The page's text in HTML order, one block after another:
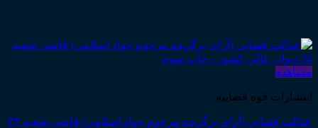
مشاهده
انتشارات قوه قضاییه
عدالت قضایی (آرای برگزیده مرحوم جواد اسلامی) قاضی شعبه ۳۴